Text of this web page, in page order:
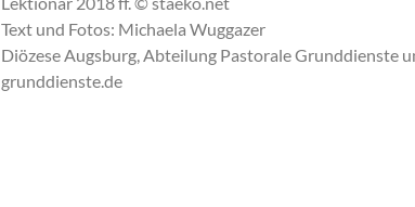
Text und Fotos: Michaela Wuggazer
Diözese Augsburg, Abteilung Pastorale Grunddienste
grunddienste.de